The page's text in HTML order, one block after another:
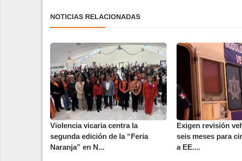
NOTICIAS RELACIONADAS
Violencia vicaria centra la
segunda edición de la “Feria
Naranja” en N...
Exigen revisión
seis meses para
a EE....